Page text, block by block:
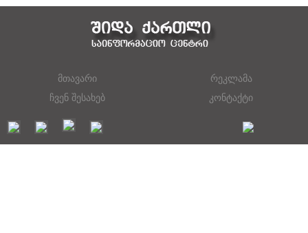
მთავარი
რეკლამა
ჩვენ შესახებ
კონტაქტი